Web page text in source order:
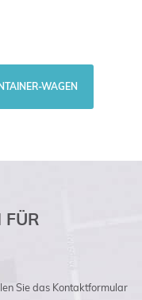
WAGEN
FÜR
Sie das Kontaktformular